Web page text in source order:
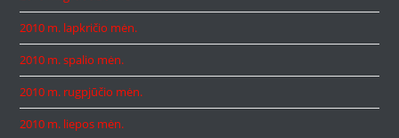
2010 m. lapkričio mėn.
2010 m. spalio mėn.
2010 m. rugpjūčio mėn.
2010 m. liepos mėn.